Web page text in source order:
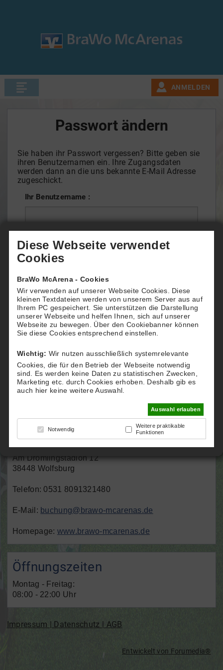
ANMELDEN
Passwort ändern
Sie haben ihr Passwort vergessen? Bitte geben sie
ihren Benutzernamen ein. Ihre Zugangsdaten
werden dann an die uns bekannte E-Mail Adresse
zugeschickt.
Ihr Benutzername :
Kontakt
BraWo McArenas GmbH
Sportpark Flutmulde
Winkeler Straße 2C
38518 Gifhorn
31228 Peine
Am Drömlingstadion 12
38448 Wolfsburg
Telefon: 0531 8091321480
E-Mail: buchung@brawo-mcarenas.de
Homepage: www.brawo-mcarenas.de
Öffnungszeiten
Montag - Freitag:
08:00 - 22:00 Uhr
Impressum | Datenschutz | AGB
Entwickelt von Forumedia®
Diese Webseite verwendet
Cookies
BraWo McArena - Cookies
Wir verwenden auf unserer Webseite Cookies. Diese
kleinen Textdateien werden von unserem Server aus auf
Ihrem PC gespeichert. Sie unterstützen die Darstellung
unserer Webseite und helfen Ihnen, sich auf unserer
Webseite zu bewegen. Über den Cookiebanner können
Sie diese Cookies entsprechend einstellen.
Wichtig: Wir nutzen ausschließlich systemrelevante
Cookies, die für den Betrieb der Webseite notwendig
sind. Es werden keine Daten zu statistischen Zwecken,
Marketing etc. durch Cookies erhoben. Deshalb gib es
auch hier keine weitere Auswahl.
Auswahl erlauben
Notwendig
Weitere praktikable
Funktionen